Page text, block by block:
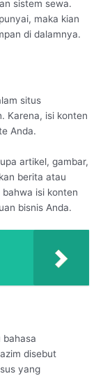
sistem sewa.
maka kian
di dalamnya.
situs
Karena, isi konten
Anda.
artikel, gambar,
berita atau
isi konten
bisnis Anda.
bahasa
disebut
yang